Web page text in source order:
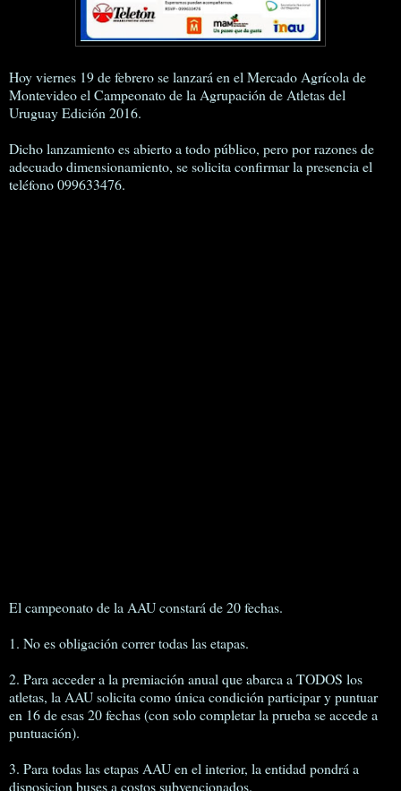
Hoy viernes 19 de febrero se lanzará en el Mercado Agrícola de
Montevideo el Campeonato de la Agrupación de Atletas del
Uruguay Edición 2016.
Dicho lanzamiento es abierto a todo público, pero por razones de
adecuado dimensionamiento, se solicita confirmar la presencia el
teléfono 099633476.
El campeonato de la AAU constará de 20 fechas.
1. No es obligación correr todas las etapas.
2. Para acceder a la premiación anual que abarca a TODOS los
atletas, la AAU solicita como única condición participar y puntuar
en 16 de esas 20 fechas (con solo completar la prueba se accede a
puntuación).
3. Para todas las etapas AAU en el interior, la entidad pondrá a
disposicion buses a costos subvencionados.